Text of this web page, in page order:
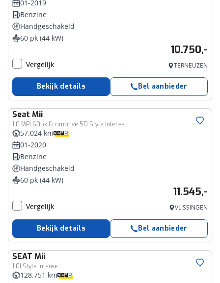
01-2019
Benzine
Handgeschakeld
60 pk (44 kW)
10.750,-
Vergelijk TERNEUZEN
Bekijk details Bel aanbieder
Seat Mii
1.0 MPI 60pk Ecomotive 5D Style Intense
57.024 km
01-2020
Benzine
Handgeschakeld
60 pk (44 kW)
11.545,-
Vergelijk VLISSINGEN
Bekijk details Bel aanbieder
SEAT Mii
1.0I Style Intense
128.751 km